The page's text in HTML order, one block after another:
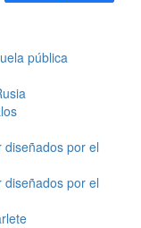
pública
por el
por el